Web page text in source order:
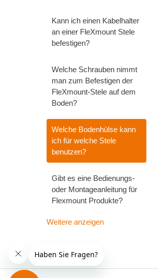
Kann ich einen Kabelhalter
an einer FleXmount Stele
befestigen?
Welche Schrauben nimmt
man zum Befestigen der
FleXmount-Stele auf dem
Boden?
Welche Bodenhülse kann
ich für welche Stele
benutzen?
Gibt es eine Bedienungs-
oder Montageanleitung für
Flexmount Produkte?
Weitere anzeigen